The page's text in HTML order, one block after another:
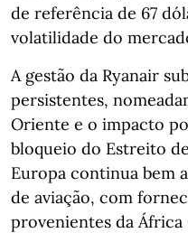
de referência de 67
volatilidade do
A gestão da Ryanair
persistentes,
Oriente e o impacto
bloqueio do Estreito
Europa continua bem
de aviação, com
provenientes da África